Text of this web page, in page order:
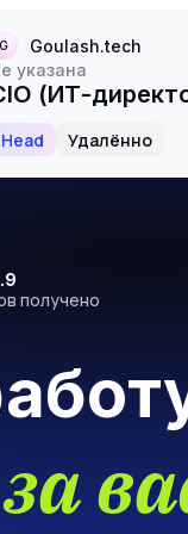
G Goulash.tech
Не указана
(ИТ-
Head Удалённо
получено